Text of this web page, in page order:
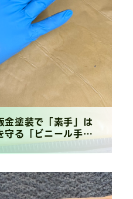
金塗装で「素手」は
守る「ビニール手